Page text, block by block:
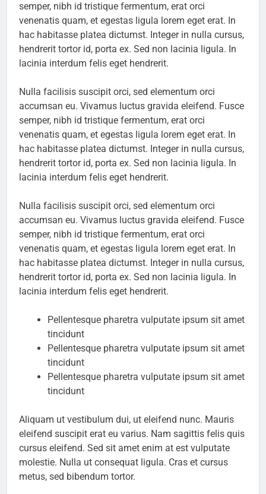
semper, nibh id tristique fermentum, erat orci
venenatis quam, et egestas ligula lorem eget erat. In
hac habitasse platea dictumst. Integer in nulla cursus,
hendrerit tortor id, porta ex. Sed non lacinia ligula. In
lacinia interdum felis eget hendrerit.
Nulla facilisis suscipit orci, sed elementum orci
accumsan eu. Vivamus luctus gravida eleifend. Fusce
semper, nibh id tristique fermentum, erat orci
venenatis quam, et egestas ligula lorem eget erat. In
hac habitasse platea dictumst. Integer in nulla cursus,
hendrerit tortor id, porta ex. Sed non lacinia ligula. In
lacinia interdum felis eget hendrerit.
Nulla facilisis suscipit orci, sed elementum orci
accumsan eu. Vivamus luctus gravida eleifend. Fusce
semper, nibh id tristique fermentum, erat orci
venenatis quam, et egestas ligula lorem eget erat. In
hac habitasse platea dictumst. Integer in nulla cursus,
hendrerit tortor id, porta ex. Sed non lacinia ligula. In
lacinia interdum felis eget hendrerit.
Pellentesque pharetra vulputate ipsum sit amet
tincidunt
Pellentesque pharetra vulputate ipsum sit amet
tincidunt
Pellentesque pharetra vulputate ipsum sit amet
tincidunt
Aliquam ut vestibulum dui, ut eleifend nunc. Mauris
eleifend suscipit erat eu varius. Nam sagittis felis quis
cursus eleifend. Sed sit amet enim at est vulputate
molestie. Nulla ut consequat ligula. Cras et cursus
metus, sed bibendum tortor.